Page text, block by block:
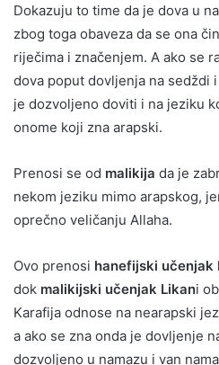
Dokazuju to time da je dova u
zbog toga obaveza da se ona
riječima i značenjem. A ako se
dova poput dovljenja na sedždi
je dozvoljeno doviti i na jeziku
onome koji zna arapski.
Prenosi se od malikija da je
nekom jeziku mimo arapskog,
oprečno veličanju Allaha.
Ovo prenosi hanefijski učenjak
dok malikijski učenjak Likani
Karafija odnose na nearapski
a ako se zna onda je dovljenje
dozvoljeno u namazu i van